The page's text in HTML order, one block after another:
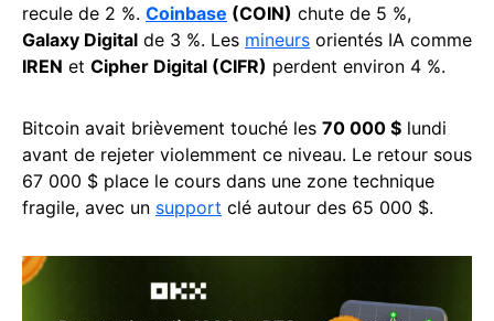
recule de 2 %. Coinbase (COIN) chute de 5 %,
Galaxy Digital de 3 %. Les mineurs orientés IA comme
IREN et Cipher Digital (CIFR) perdent environ 4 %.
Bitcoin avait brièvement touché les 70 000 $ lundi
avant de rejeter violemment ce niveau. Le retour sous
67 000 $ place le cours dans une zone technique
fragile, avec un support clé autour des 65 000 $.